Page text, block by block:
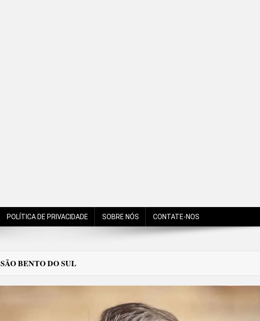
POLÍTICA DE PRIVACIDADE SOBRE NÓS CONTATE-NOS
SÃO BENTO DO SUL